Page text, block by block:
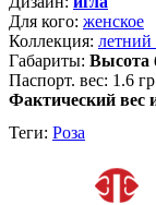
Для кого: женское
Коллекция: летний
Габариты: Высота
Паспорт. вес: 1.6
Фактический вес
Теги: Роза